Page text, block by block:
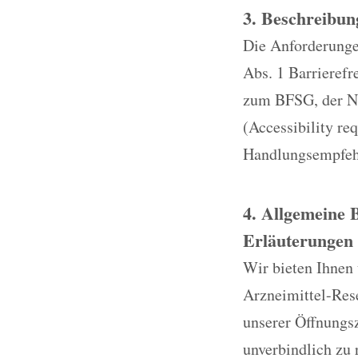
3.
Die
Abs. 1
zum BFSG, der
(Accessibility
4. Allgemeine
Wir bieten Ihnen
Arzneimittel-
unserer
unverbindlich zu